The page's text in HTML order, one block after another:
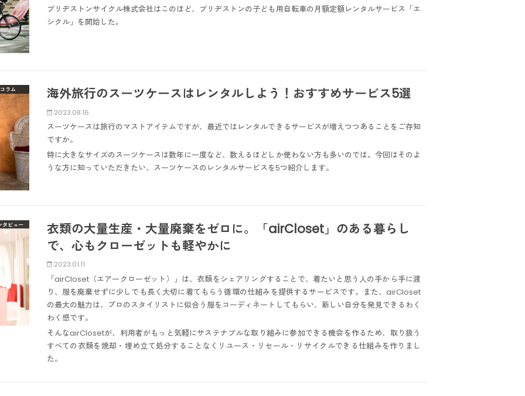
ブリヂストンサイクル株式会社はこのほど、ブリヂストンの子ども用自転車の月額定額レンタルサービス「エ
シクル」を開始した。
コラム 海外旅行のスーツケースはレンタルしよう！おすすめサービス5選
2023.08.16
スーツケースは旅行のマストアイテムですが、最近ではレンタルできるサービスが増えつつあることをご存知
ですか。
特に大きなサイズのスーツケースは数年に一度など、数えるほどしか使わない方も多いのでは。今回はそのよ
うな方に知っていただきたい、スーツケースのレンタルサービスを5つ紹介します。
タビュー
衣類の大量生産・大量廃棄をゼロに。「airCloset」のある暮らし
で、心もクローゼットも軽やかに
2023.01.11
「airCloset（エアークローゼット）」は、衣類をシェアリングすることで、着たいと思う人の手から手に渡
り、服を廃棄せずに少しでも長く大切に着てもらう循環の仕組みを提供するサービスです。また、airCloset
の最大の魅力は、プロのスタイリストに似合う服をコーディネートしてもらい、新しい自分を発見できるわく
わく感です。
そんなairClosetが、利用者がもっと気軽にサステナブルな取り組みに参加できる機会を作るため、取り扱う
すべての衣類を焼却・埋め立て処分することなくリユース・リセール・リサイクルできる仕組みを作りまし
た。